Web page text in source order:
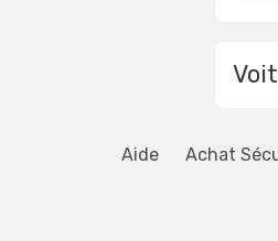
Aide Achat